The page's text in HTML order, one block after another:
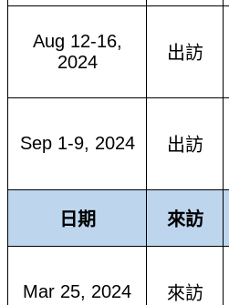
Aug 12-16,
2024
出訪
Sep 1-9, 2024 出訪
日期 來訪
Mar 25, 2024 來訪